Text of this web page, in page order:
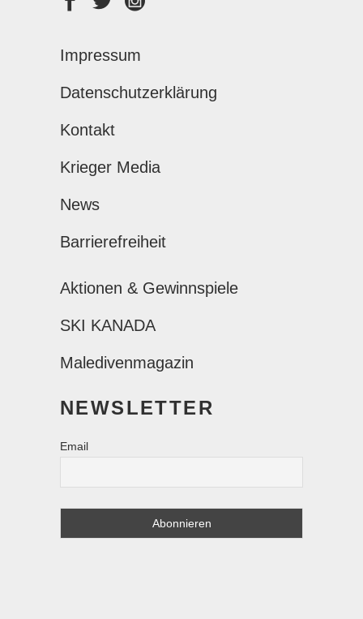
Impressum
Datenschutzerklärung
Kontakt
Krieger Media
News
Barrierefreiheit
Aktionen & Gewinnspiele
SKI KANADA
Maledivenmagazin
NEWSLETTER
Email